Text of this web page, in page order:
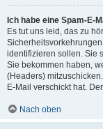
Ich habe eine Spam-E-
Es tut uns leid, das zu
identifizieren sollen. Sie
Sie bekommen haben,
(Headers)
E-Mail verschickt hat.
Nach oben